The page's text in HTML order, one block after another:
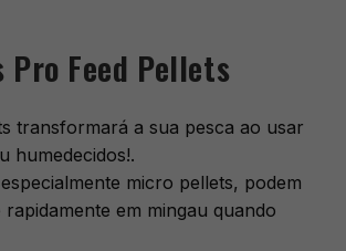
Pro Feed Pellets
transformará a sua pesca ao usar
humedecidos!.
micro pellets, podem
em mingau quando